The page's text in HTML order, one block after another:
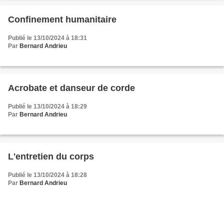
Confinement humanitaire
Publié le 13/10/2024 à 18:31
Par Bernard Andrieu
Acrobate et danseur de corde
Publié le 13/10/2024 à 18:29
Par Bernard Andrieu
L'entretien du corps
Publié le 13/10/2024 à 18:28
Par Bernard Andrieu